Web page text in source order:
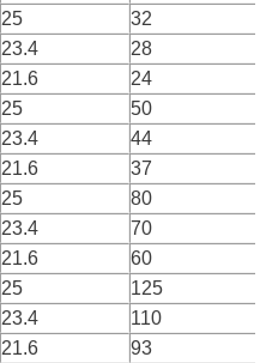
25
32
23.4
28
21.6
24
25
50
23.4
44
21.6
37
25
80
23.4
70
21.6
60
25
125
23.4
110
21.6
93